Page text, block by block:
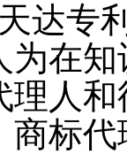
达专
为在
理人
商标